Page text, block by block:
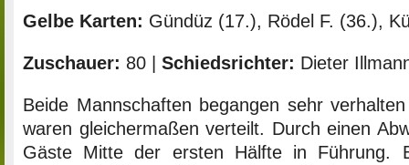
Gelbe Karten: Gündüz (17.), Rödel F. (36.),
Zuschauer: 80 | Schiedsrichter: Dieter
Beide Mannschaften begangen sehr
waren gleichermaßen verteilt. Durch einen
Gäste Mitte der ersten Hälfte in Führung.